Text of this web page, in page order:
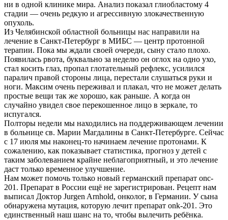
ни в одной клинике мира. Анализ показал глиобластому 4
стадии — очень редкую и агрессивную злокачественную
опухоль.
Из Челябинской областной больницы нас направили на
лечение в Санкт-Петербург в МИБС — центр протонной
терапии. Пока мы ждали своей очереди, сыну стало плохо.
Появилась рвота, буквально за неделю он оглох на одно ухо,
стал косить глаз, пропал глотательный рефлекс, усилился
паралич правой стороны лица, перестали слушаться руки и
ноги. Максим очень переживал и плакал, что не может делать
простые вещи так же хорошо, как раньше. А когда он
случайно увидел свое перекошенное лицо в зеркале, то
испугался.
Полторы недели мы находились на поддерживающем лечении
в больнице св. Марии Магдалины в Санкт-Петербурге. Сейчас
с 17 июля мы наконец-то начинаем лечение протонами. К
сожалению, как показывает статистика, прогноз у детей с
таким заболеванием крайне неблагоприятный, и это лечение
даст только временное улучшение.
Нам может помочь только новый германский препарат onc-
201. Препарат в России ещё не зарегистрирован. Рецепт нам
выписал Доктор Jurgen Arnhold, онколог, в Германии. У сына
обнаружена мутация, которую лечит препарат onk-201. Это
единственный наш шанс на то, чтобы вылечить ребёнка.